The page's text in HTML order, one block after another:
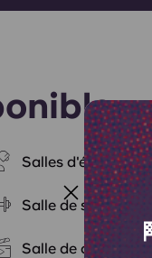
Salles d'étude
Salle de sport
Salle de cinéma